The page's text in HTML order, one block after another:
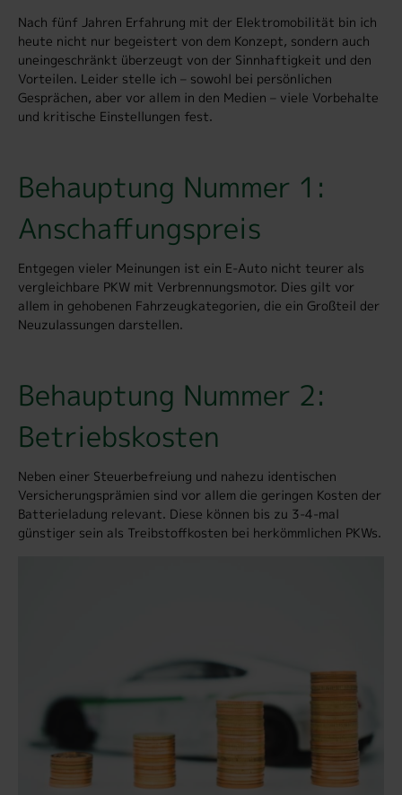
Nach fünf Jahren Erfahrung mit der Elektromobilität bin ich
heute nicht nur begeistert von dem Konzept, sondern auch
uneingeschränkt überzeugt von der Sinnhaftigkeit und den
Vorteilen. Leider stelle ich – sowohl bei persönlichen
Gesprächen, aber vor allem in den Medien – viele Vorbehalte
und kritische Einstellungen fest.
Behauptung Nummer 1:
Anschaffungspreis
Entgegen vieler Meinungen ist ein E-Auto nicht teurer als
vergleichbare PKW mit Verbrennungsmotor. Dies gilt vor
allem in gehobenen Fahrzeugkategorien, die ein Großteil der
Neuzulassungen darstellen.
Behauptung Nummer 2:
Betriebskosten
Neben einer Steuerbefreiung und nahezu identischen
Versicherungsprämien sind vor allem die geringen Kosten der
Batterieladung relevant. Diese können bis zu 3-4-mal
günstiger sein als Treibstoffkosten bei herkömmlichen PKWs.